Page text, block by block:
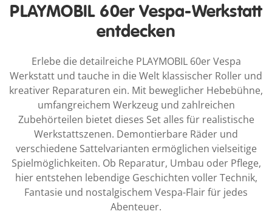
PLAYMOBIL 60er Vespa-Werkstatt
entdecken
Erlebe die detailreiche PLAYMOBIL 60er Vespa
Werkstatt und tauche in die Welt klassischer Roller und
kreativer Reparaturen ein. Mit beweglicher Hebebühne,
umfangreichem Werkzeug und zahlreichen
Zubehörteilen bietet dieses Set alles für realistische
Werkstattszenen. Demontierbare Räder und
verschiedene Sattelvarianten ermöglichen vielseitige
Spielmöglichkeiten. Ob Reparatur, Umbau oder Pflege,
hier entstehen lebendige Geschichten voller Technik,
Fantasie und nostalgischem Vespa-Flair für jedes
Abenteuer.